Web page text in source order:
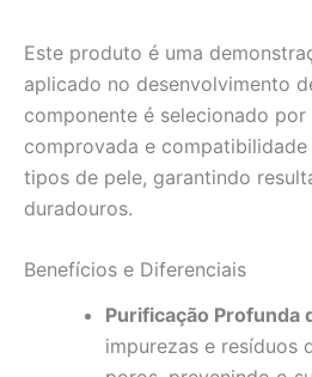
Este produto é uma
aplicado no desenvolvimento
componente é selecionado por
comprovada e
tipos de pele, garantindo
duradouros.
Benefícios e Diferenciais
Purificação Profunda
impurezas e resíduos